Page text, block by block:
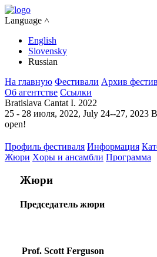
Language ˄
English
Slovensky
Russian
На главную Фестивали Архив
Об агентстве Ссылки
Bratislava Cantat I. 2022
25 - 28 июля, 2022, July 24--27, 2023
open!
Профиль фестиваля Информация
Жюри Xоры и ансамбли Программа
Жюри
Председатель жюри
Prof. Scott Ferguson